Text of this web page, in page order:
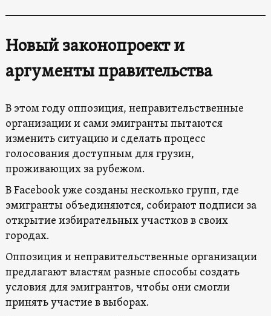
Новый законопроект и
аргументы правительства
В этом году оппозиция, неправительственные
организации и сами эмигранты пытаются
изменить ситуацию и сделать процесс
голосования доступным для грузин,
проживающих за рубежом.
В Facebook уже созданы несколько групп, где
эмигранты объединяются, собирают подписи за
открытие избирательных участков в своих
городах.
Оппозиция и неправительственные организации
предлагают властям разные способы создать
условия для эмигрантов, чтобы они смогли
принять участие в выборах.